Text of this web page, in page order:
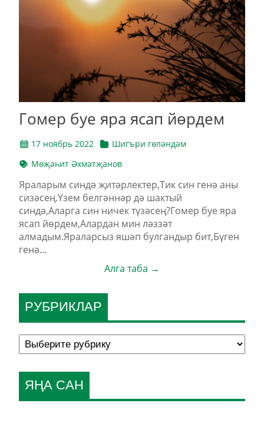
Гомер буе яра ясап йөрдем
17 ноябрь 2022
Шигъри гөләндәм
Мөҗәһит Әхмәтҗанов
Яраларым синдә җитәрлектер,Тик син генә аны
сизәсең.Үзем белгәннәр дә шактый
синдә,Аларга син ничек түзәсең?Гомер буе яра
ясап йөрдем,Алардан мин ләззәт
алмадым.Яраларсыз яшәп булгандыр бит,Бүген
генә...
Алга таба →
РУБРИКЛАР
ЯҢА САН